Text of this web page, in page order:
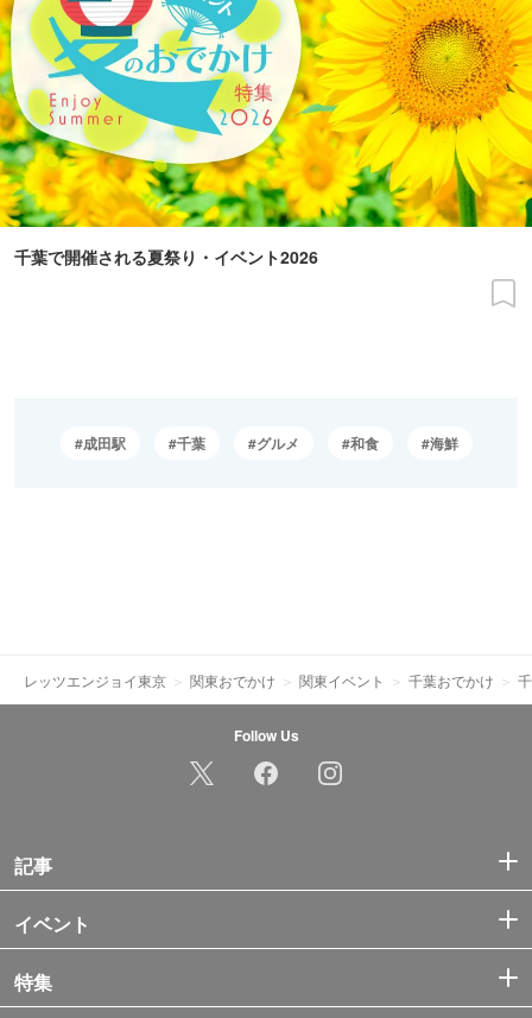
千葉で開催される夏祭り・イベント2026
成田駅 千葉 グルメ 和食 海鮮
レッツエンジョイ東京 関東おでかけ 関東イベント 千葉おでかけ
Follow Us
記事
イベント
特集